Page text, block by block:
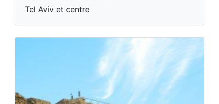
Tel Aviv et centre